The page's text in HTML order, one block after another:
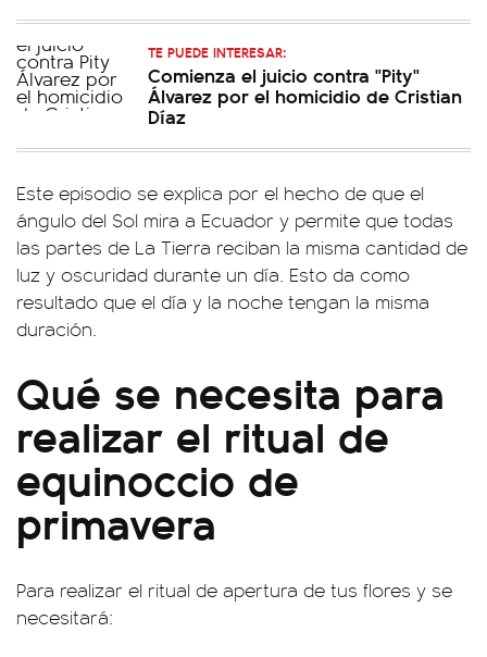
TE PUEDE INTERESAR:
Comienza el juicio contra "Pity"
Álvarez por el homicidio de Cristian
Díaz
Este episodio se explica por el hecho de que el
ángulo del Sol mira a Ecuador y permite que todas
las partes de La Tierra reciban la misma cantidad de
luz y oscuridad durante un día. Esto da como
resultado que el día y la noche tengan la misma
duración.
Qué se necesita para
realizar el ritual de
equinoccio de
primavera
Para realizar el ritual de apertura de tus flores y se
necesitará: